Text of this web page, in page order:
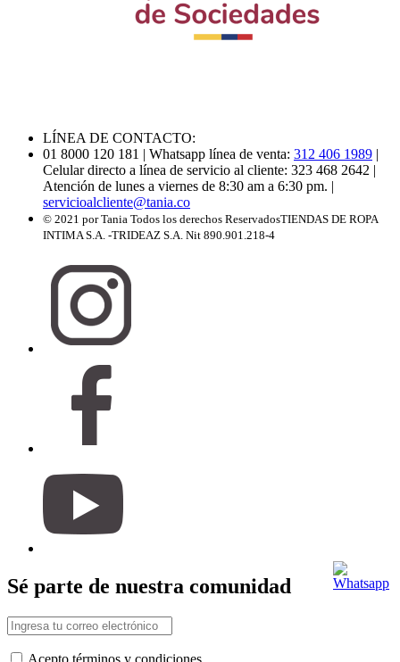
LÍNEA DE CONTACTO:
01 8000 120 181 | Whatsapp línea de venta: 312 406 1989 |
Celular directo a línea de servicio al cliente: 323 468 2642 |
Atención de lunes a viernes de 8:30 am a 6:30 pm. |
servicioalcliente@tania.co
© 2021 por Tania Todos los derechos ReservadosTIENDAS DE ROPA
INTIMA S.A. -TRIDEAZ S.A. Nit 890.901.218-4
Sé parte de nuestra comunidad